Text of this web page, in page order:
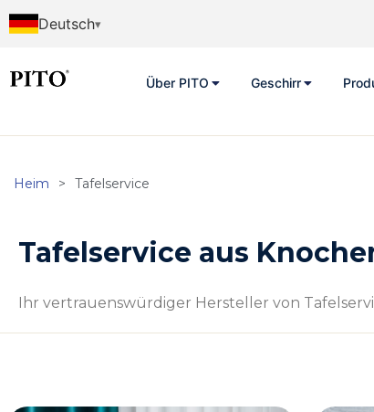
Deutsch
Über PITO Geschirr
Heim > Tafelservice
Tafelservice aus
Ihr vertrauenswürdiger Hersteller von